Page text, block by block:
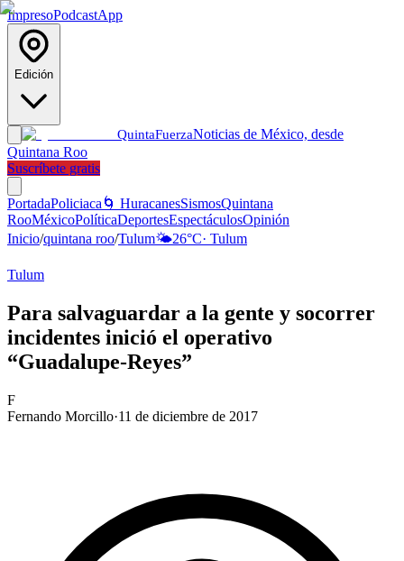
ImpresoPodcastApp
Edición
QuintaFuerzaNoticias de México, desde
Quintana Roo
Suscríbete gratis
PortadaPoliciaca 🌀 HuracanesSismosQuintana
RooMéxicoPolíticaDeportesEspectáculosOpinión
Inicio/quintana roo/Tulum🌤️26°C· Tulum
Tulum
Para salvaguardar a la gente y socorrer
incidentes inició el operativo
“Guadalupe-Reyes”
F
Fernando Morcillo·11 de diciembre de 2017